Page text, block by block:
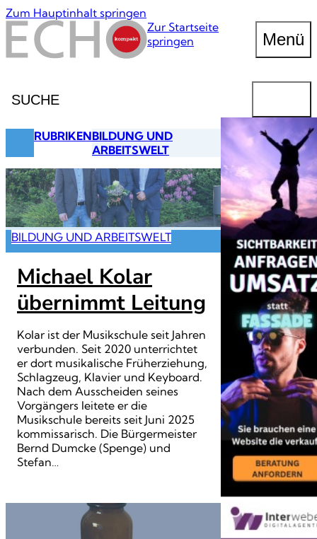
Zum Hauptinhalt springen
Zur Startseite
springen
Menü
RUBRIKENBILDUNG UND
ARBEITSWELT
BILDUNG UND ARBEITSWELT
Michael Kolar
übernimmt Leitung
Kolar ist der Musikschule seit Jahren
verbunden. Seit 2020 unterrichtet
er dort musikalische Früherziehung,
Schlagzeug, Klavier und Keyboard.
Nach dem Ausscheiden seines
Vorgängers leitete er die
Musikschule bereits seit Juni 2025
kommissarisch. Die Bürgermeister
Bernd Dumcke (Spenge) und
Stefan…